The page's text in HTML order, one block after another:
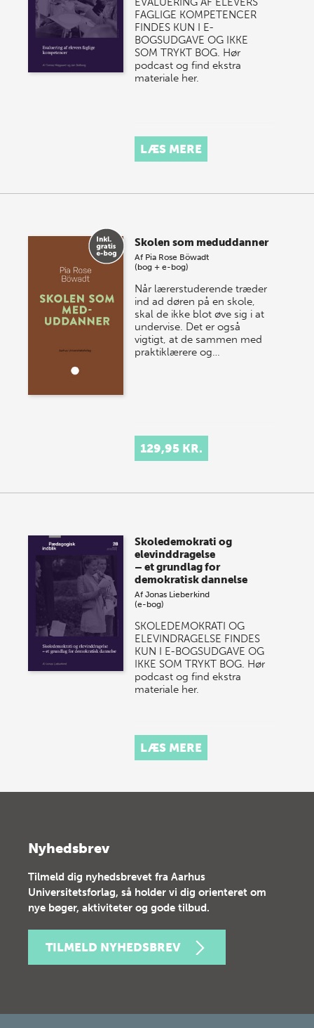
FAGLIGE KOMPETENCER
FINDES KUN I E-
BOGSUDGAVE OG IKKE
SOM TRYKT BOG. Hør
podcast og find ekstra
materiale her.
LÆS MERE
Skolen som meduddanner
Af Pia Rose Böwadt
(bog + e-bog)
Når lærerstuderende træder
ind ad døren på en skole,
skal de ikke blot øve sig i at
undervise. Det er også
vigtigt, at de sammen med
praktiklærere og…
129,95 KR.
Skoledemokrati og
elevinddragelse
– et grundlag for
demokratisk dannelse
AfJonas Lieberkind
(e-bog)
SKOLEDEMOKRATI OG
ELEVINDRAGELSE FINDES
KUN I E-BOGSUDGAVE OG
IKKE SOM TRYKT BOG. Hør
podcast og find ekstra
materiale her.
LÆS MERE
Nyhedsbrev
Tilmeld dig nyhedsbrevet fra Aarhus
Universitetsforlag, så holder vi dig orienteret om
nye bøger, aktiviteter og gode tilbud.
TILMELD NYHEDSBREV